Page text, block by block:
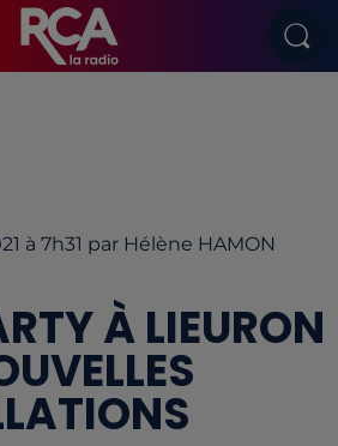
à 7h31 par Hélène HAMON
À LIEURON